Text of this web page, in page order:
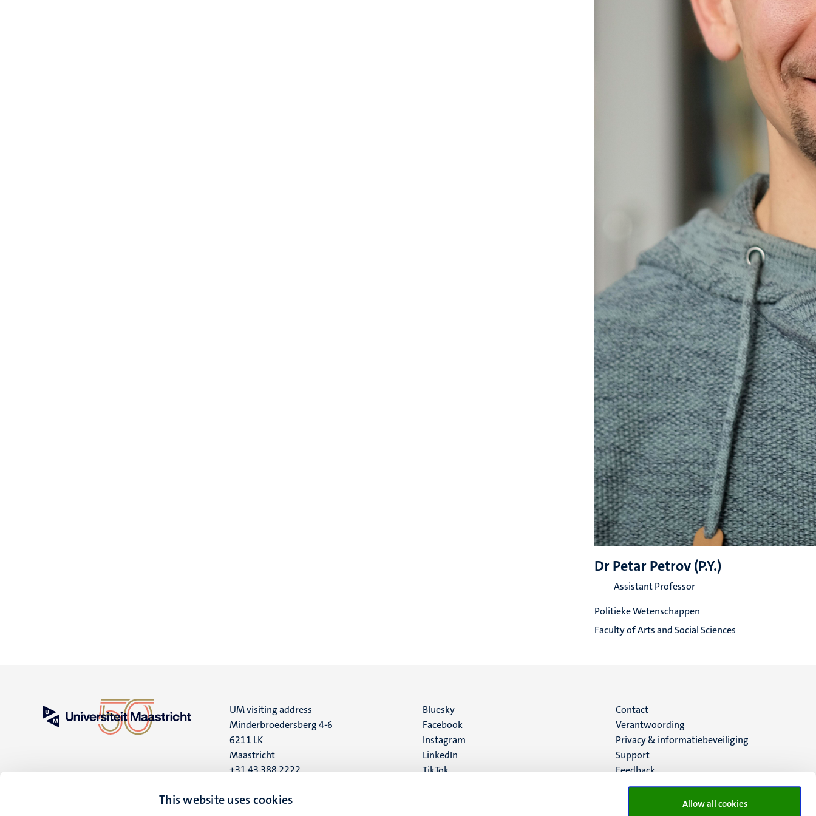
This website uses cookies Allow all cookies
Dr Petar Petrov (P.Y.)
Assistant Professor
Politieke Wetenschappen
Faculty of Arts and Social Sciences
UM visiting address
Minderbroedersberg 4-6
6211 LK
Maastricht
+31 43 388 2222
UM postal address
Social
media
Bluesky
Facebook
Instagram
LinkedIn
TikTok
Menu
footer
(NL)
Contact
Verantwoording
Privacy & informatiebeveiliging
Support
Feedback